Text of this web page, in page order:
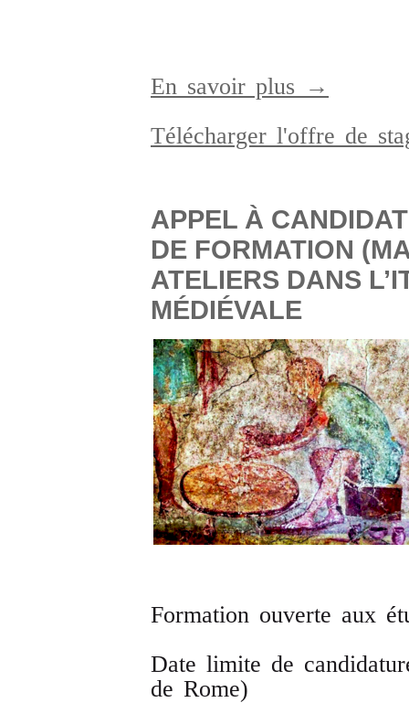
En savoir plus →
Télécharger l'offre de
APPEL À
DE FORMATION
ATELIERS DANS
MÉDIÉVALE
Formation ouverte aux
Date limite de
de Rome)